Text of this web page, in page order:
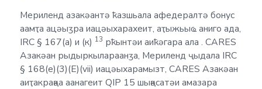
Мериленд азакәантә ҟазшьала афедералтә бонус
аамҭа ацәыӡра иацәыхарахеит, аҭыжьыҩ аниго ада,
IRC § 167(а) и (к) 13 рҟынтәи аиҟәгара ала . CARES
Азакәан рыдыркылараанӡа, Мериленд ҷыдала IRC
§ 168(e)(3)(E)(vii) иацәыхарамызт, CARES Азакәан
аиҭакрақәа аанагеит QIP 15 шықәсатәи амазара